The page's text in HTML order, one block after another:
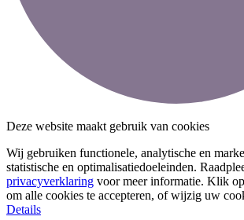
Deze website maakt gebruik van cookies
Wij gebruiken functionele, analytische en
statistische en optimalisatiedoeleinden.
privacyverklaring voor meer informatie. Klik op
om alle cookies te accepteren, of wijzig uw
Details